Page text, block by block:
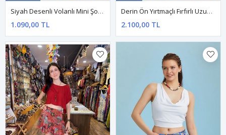
Siyah Desenli Volanlı Mini Şort Etek
1.090,00 TL
Derin Ön Yırtmaçlı Fırfırlı Uzun Çingene Etek
2.100,00 TL